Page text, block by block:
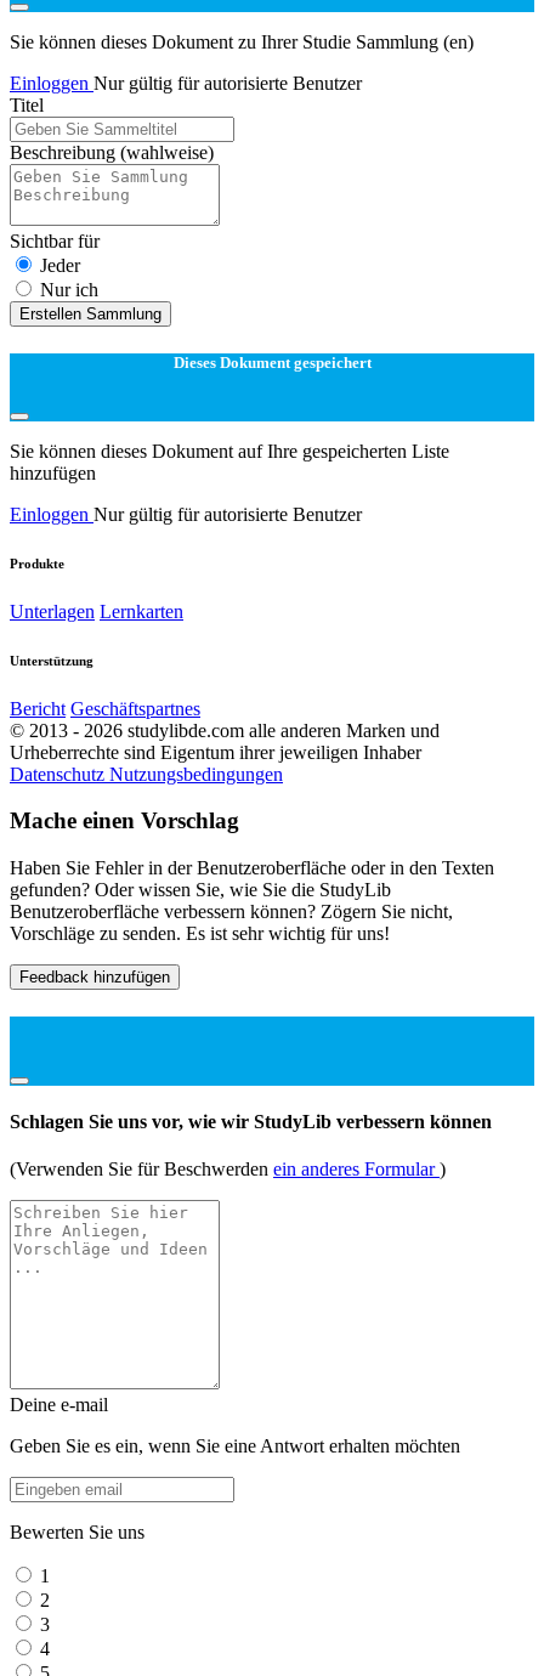
Sie können dieses Dokument zu Ihrer Studie Sammlung (en)
Einloggen Nur gültig für autorisierte Benutzer
Titel
Beschreibung (wahlweise)
Sichtbar für
Jeder
Nur ich
Erstellen Sammlung
Dieses Dokument gespeichert
Sie können dieses Dokument auf Ihre gespeicherten Liste
hinzufügen
Einloggen Nur gültig für autorisierte Benutzer
Produkte
Unterlagen Lernkarten
Unterstützung
Bericht Geschäftspartnes
© 2013 - 2026 studylibde.com alle anderen Marken und
Urheberrechte sind Eigentum ihrer jeweiligen Inhaber
Datenschutz Nutzungsbedingungen
Mache einen Vorschlag
Haben Sie Fehler in der Benutzeroberfläche oder in den Texten
gefunden? Oder wissen Sie, wie Sie die StudyLib
Benutzeroberfläche verbessern können? Zögern Sie nicht,
Vorschläge zu senden. Es ist sehr wichtig für uns!
Feedback hinzufügen
Schlagen Sie uns vor, wie wir StudyLib verbessern können
(Verwenden Sie für Beschwerden ein anderes Formular)
Deine e-mail
Geben Sie es ein, wenn Sie eine Antwort erhalten möchten
Bewerten Sie uns
1
2
3
4